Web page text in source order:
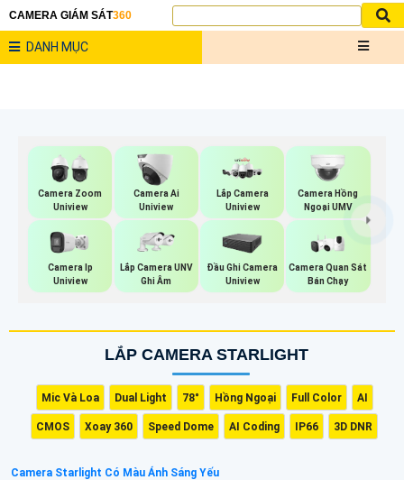
CAMERA GIÁM SÁT360
DANH MỤC
Camera Zoom
Uniview
Camera Ai
Uniview
Lắp Camera
Uniview
Camera Hồng
Ngoại UMV
Camera Ip
Uniview
Lắp Camera UNV
Ghi Âm
Đầu Ghi Camera
Uniview
Camera Quan Sát
Bán Chạy
LẮP CAMERA STARLIGHT
Mic Và Loa Dual Light 78° Hồng Ngoại Full Color AI
CMOS Xoay 360 Speed Dome AI Coding IP66 3D DNR
Camera Starlight Có Màu Ánh Sáng Yếu